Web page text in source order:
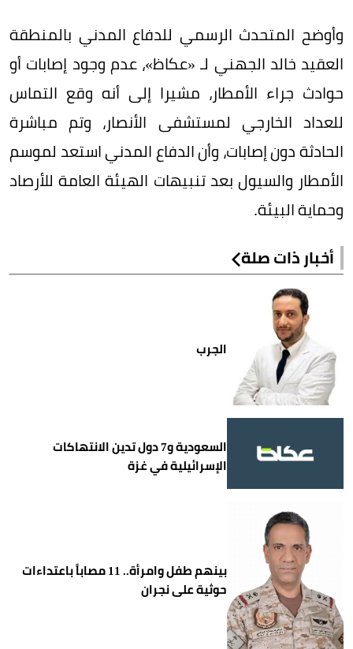
وأوضح المتحدث الرسمي للدفاع المدني بالمنطقة
العقيد خالد الجهني لـ «عكاظ»، عدم وجود إصابات أو
حوادث جراء الأمطار، مشيرا إلى أنه وقع التماس
للعداد الخارجي لمستشفى الأنصار، وتم مباشرة
الحادثة دون إصابات، وأن الدفاع المدني استعد لموسم
الأمطار والسيول بعد تنبيهات الهيئة العامة للأرصاد
وحماية البيئة.
أخبار ذات صلة
الجرب
السعودية و7 دول تدين الانتهاكات
الإسرائيلية في غزة
بينهم طفل وامرأة.. 11 مصاباً باعتداءات
حوثية على نجران